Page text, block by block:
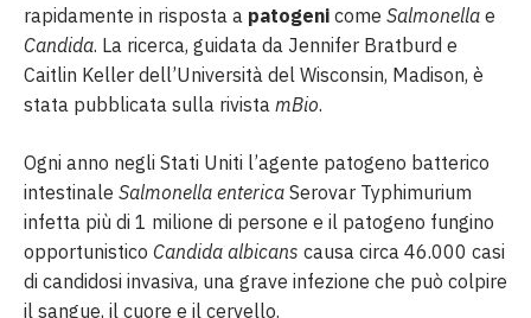
rapidamente in risposta a patogeni come Salmonella e
Candida. La ricerca, guidata da Jennifer Bratburd e
Caitlin Keller dell’Università del Wisconsin, Madison, è
stata pubblicata sulla rivista mBio.
Ogni anno negli Stati Uniti l’agente patogeno batterico
intestinale Salmonella enterica Serovar Typhimurium
infetta più di 1 milione di persone e il patogeno fungino
opportunistico Candida albicans causa circa 46.000 casi
di candidosi invasiva, una grave infezione che può colpire
il sangue, il cuore e il cervello.